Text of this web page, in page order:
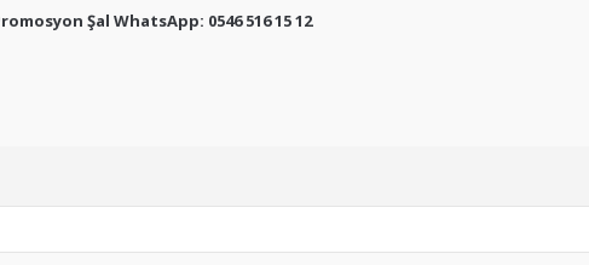
Şal WhatsApp: 0546 516 15 12